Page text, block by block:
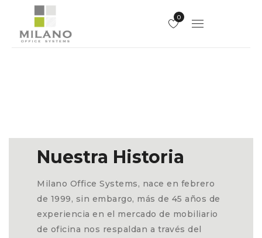
0
Nuestra Historia
Milano Office Systems, nace en febrero
de 1999, sin embargo, más de 45 años de
experiencia en el mercado de mobiliario
de oficina nos respaldan a través del